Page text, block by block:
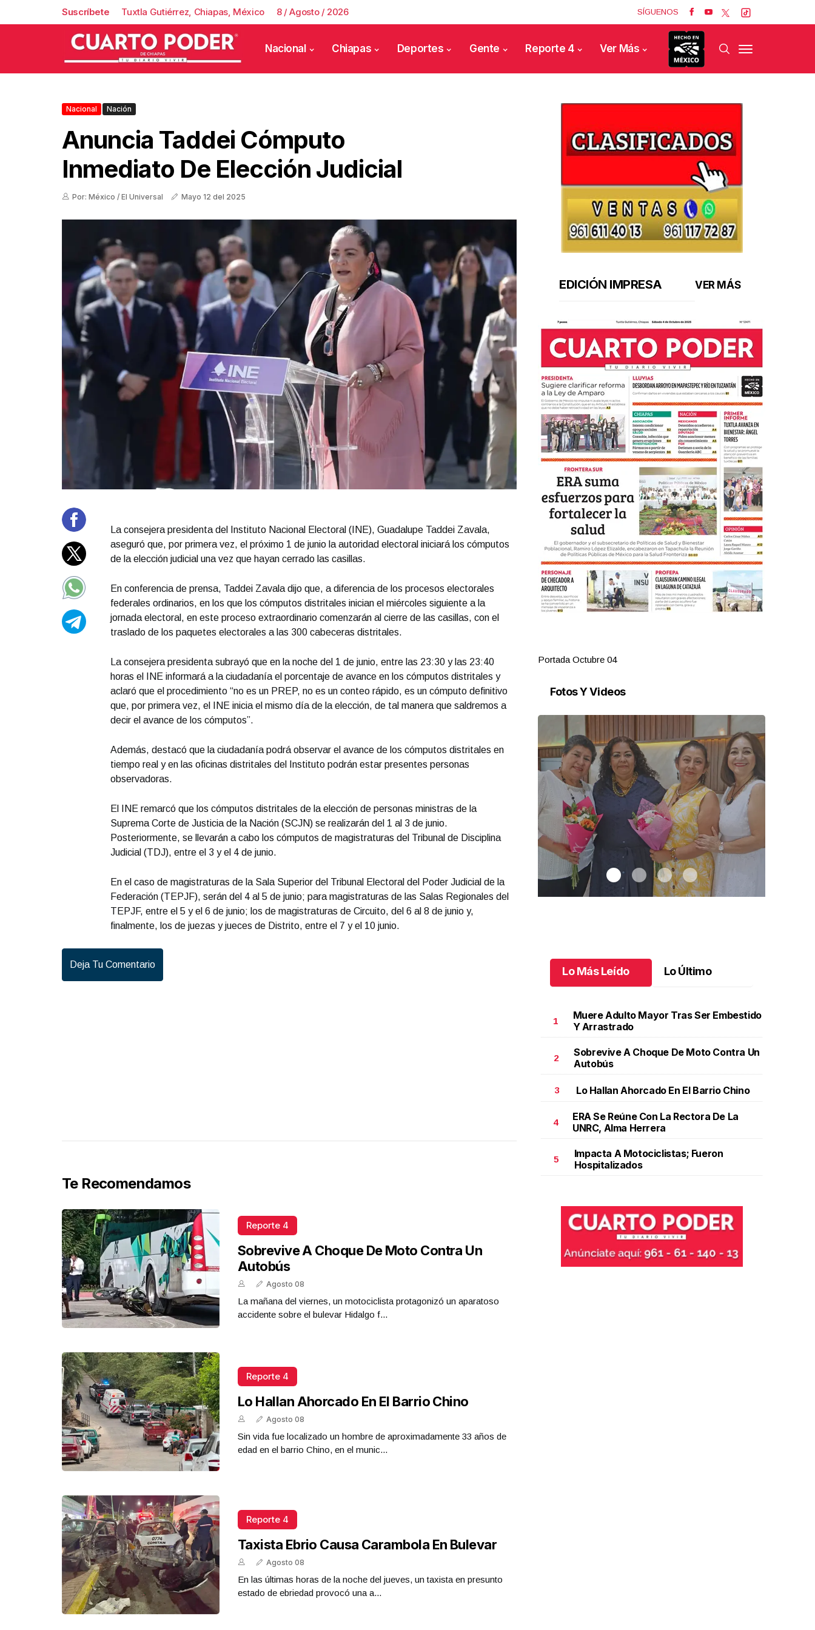
Suscríbete Tuxtla Gutiérrez, Chiapas, México 8 / Agosto / 2026 SÍGUENOS
Nacional Chiapas Deportes Gente Reporte 4 Ver Más
Nacional Nación
Anuncia Taddei Cómputo
Inmediato De Elección Judicial
Por: México / El Universal Mayo 12 del 2025
La consejera presidenta del Instituto Nacional Electoral (INE), Guadalupe Taddei Zavala,
aseguró que, por primera vez, el próximo 1 de junio la autoridad electoral iniciará los cómputos
de la elección judicial una vez que hayan cerrado las casillas.
En conferencia de prensa, Taddei Zavala dijo que, a diferencia de los procesos electorales
federales ordinarios, en los que los cómputos distritales inician el miércoles siguiente a la
jornada electoral, en este proceso extraordinario comenzarán al cierre de las casillas, con el
traslado de los paquetes electorales a las 300 cabeceras distritales.
La consejera presidenta subrayó que en la noche del 1 de junio, entre las 23:30 y las 23:40
horas el INE informará a la ciudadanía el porcentaje de avance en los cómputos distritales y
aclaró que el procedimiento “no es un PREP, no es un conteo rápido, es un cómputo definitivo
que, por primera vez, el INE inicia el mismo día de la elección, de tal manera que saldremos a
decir el avance de los cómputos”.
Además, destacó que la ciudadanía podrá observar el avance de los cómputos distritales en
tiempo real y en las oficinas distritales del Instituto podrán estar presentes personas
observadoras.
El INE remarcó que los cómputos distritales de la elección de personas ministras de la
Suprema Corte de Justicia de la Nación (SCJN) se realizarán del 1 al 3 de junio.
Posteriormente, se llevarán a cabo los cómputos de magistraturas del Tribunal de Disciplina
Judicial (TDJ), entre el 3 y el 4 de junio.
En el caso de magistraturas de la Sala Superior del Tribunal Electoral del Poder Judicial de la
Federación (TEPJF), serán del 4 al 5 de junio; para magistraturas de las Salas Regionales del
TEPJF, entre el 5 y el 6 de junio; los de magistraturas de Circuito, del 6 al 8 de junio y,
finalmente, los de juezas y jueces de Distrito, entre el 7 y el 10 junio.
Deja Tu Comentario
Te Recomendamos
Reporte 4
Sobrevive A Choque De Moto Contra Un
Autobús
Agosto 08
La mañana del viernes, un motociclista protagonizó un aparatoso
accidente sobre el bulevar Hidalgo f...
Reporte 4
Lo Hallan Ahorcado En El Barrio Chino
Agosto 08
Sin vida fue localizado un hombre de aproximadamente 33 años de
edad en el barrio Chino, en el munic...
Reporte 4
Taxista Ebrio Causa Carambola En Bulevar
Agosto 08
En las últimas horas de la noche del jueves, un taxista en presunto
estado de ebriedad provocó una a...
EDICIÓN IMPRESA VER MÁS
Portada Octubre 01 Portada Octubre 04
Fotos Y Videos
Una emotiva jubilación en educación especial.Una
emotiva jubilación en educación especial
Lo Más Leído Lo Último
1
Muere Adulto Mayor Tras Ser Embestido
Y Arrastrado
2
Sobrevive A Choque De Moto Contra Un
Autobús
3 Lo Hallan Ahorcado En El Barrio Chino
4
ERA Se Reúne Con La Rectora De La
UNRC, Alma Herrera
5
Impacta A Motociclistas; Fueron
Hospitalizados